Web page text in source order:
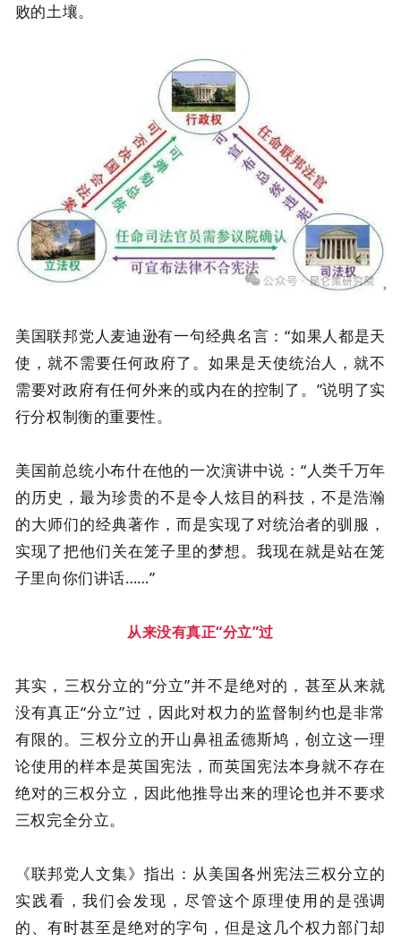
败的土壤。
美国联邦党人麦迪逊有一句经典名言：“如果人都是天
使，就不需要任何政府了。如果是天使统治人，就不
需要对政府有任何外来的或内在的控制了。”说明了实
行分权制衡的重要性。
美国前总统小布什在他的一次演讲中说：“人类千万年
的历史，最为珍贵的不是令人炫目的科技，不是浩瀚
的大师们的经典著作，而是实现了对统治者的驯服，
实现了把他们关在笼子里的梦想。我现在就是站在笼
子里向你们讲话……”
从来没有真正“分立”过
其实，三权分立的“分立”并不是绝对的，甚至从来就
没有真正“分立”过，因此对权力的监督制约也是非常
有限的。三权分立的开山鼻祖孟德斯鸠，创立这一理
论使用的样本是英国宪法，而英国宪法本身就不存在
绝对的三权分立，因此他推导出来的理论也并不要求
三权完全分立。
《联邦党人文集》指出：从美国各州宪法三权分立的
实践看，我们会发现，尽管这个原理使用的是强调
的、有时甚至是绝对的字句，但是这几个权力部门却